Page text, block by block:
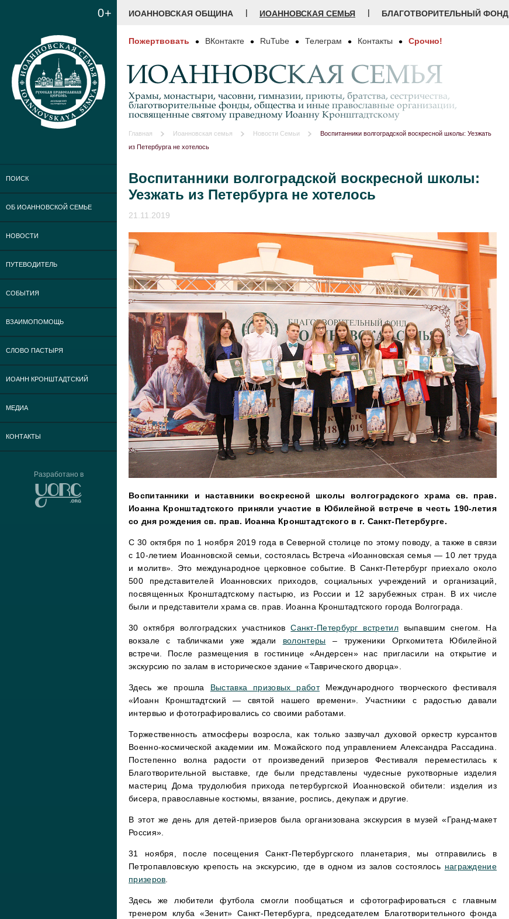
0+
ПОИСК
ОБ ИОАННОВСКОЙ СЕМЬЕ
НОВОСТИ
ПУТЕВОДИТЕЛЬ
СОБЫТИЯ
ВЗАИМОПОМОЩЬ
СЛОВО ПАСТЫРЯ
ИОАНН КРОНШТАДТСКИЙ
МЕДИА
КОНТАКТЫ
Разработано в
ИОАННОВСКАЯ ОБЩИНА | ИОАННОВСКАЯ СЕМЬЯ | БЛАГОТВОРИТЕЛЬНЫЙ ФОНД
Пожертвовать ВКонтакте RuTube Телеграм Контакты Срочно!
ИОАННОВСКАЯ СЕМЬЯ
Храмы, монастыри, часовни, гимназии, приюты, братства, сестричества,
благотворительные фонды, общества и иные православные организации,
посвященные святому праведному Иоанну Кронштадтскому
Главная Иоанновская семья Новости Семьи
Воспитанники волгоградской воскресной школы: Уезжать
из Петербурга не хотелось
Воспитанники волгоградской воскресной школы:
Уезжать из Петербурга не хотелось
21.11.2019
Воспитанники и наставники воскресной школы волгоградского храма св. прав.
Иоанна Кронштадтского приняли участие в Юбилейной встрече в честь 190-летия
со дня рождения св. прав. Иоанна Кронштадтского в г. Санкт-Петербурге.
С 30 октября по 1 ноября 2019 года в Северной столице по этому поводу, а также в связи
с 10-летием Иоанновской семьи, состоялась Встреча «Иоанновская семья — 10 лет труда
и молитв». Это международное церковное событие. В Санкт-Петербург приехало около
500 представителей Иоанновских приходов, социальных учреждений и организаций,
посвященных Кронштадтскому пастырю, из России и 12 зарубежных стран. В их числе
были и представители храма св. прав. Иоанна Кронштадтского города Волгограда.
30 октября волгоградских участниковСанкт-Петербург встретилвыпавшим снегом. На
вокзале с табличками уже ждали волонтеры
– труженики Оргкомитета Юбилейной
встречи. После размещения в гостинице «Андерсен» нас пригласили на открытие и
экскурсию по залам в историческое здание «Таврического дворца».
Здесь же прошла Выставка призовых работМеждународного творческого фестиваля
«Иоанн Кронштадтский — святой нашего времени». Участники с радостью давали
интервью и фотографировались со своими работами.
Торжественность атмосферы возросла, как только зазвучал духовой оркестр курсантов
Военно-космической академии им. Можайского под управлением Александра Рассадина.
Постепенно волна радости от произведений призеров Фестиваля переместилась к
Благотворительной выставке, где были представлены чудесные рукотворные изделия
мастериц Дома трудолюбия прихода петербургской Иоанновской обители: изделия из
бисера, православные костюмы, вязание, роспись, декупаж и другие.
В этот же день для детей-призеров была организована экскурсия в музей «Гранд-макет
Россия».
31 ноября, после посещения Санкт-Петербургского планетария, мы отправились в
Петропавловскую крепость на экскурсию, где в одном из залов состоялось награждение
призеров.
Здесь же любители футбола смогли пообщаться и сфотографироваться с главным
тренером клуба «Зенит» Санкт-Петербурга, председателем Благотворительного фонда